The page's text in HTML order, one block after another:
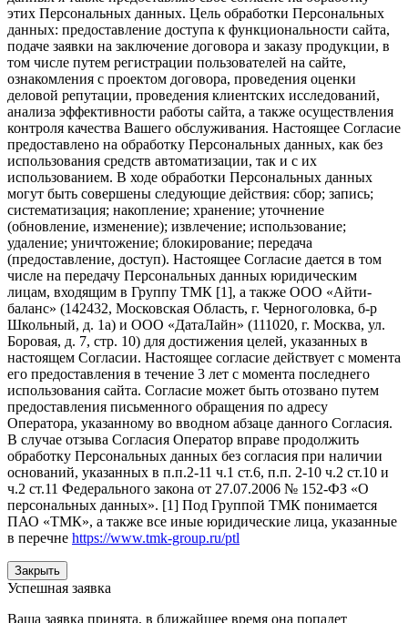
этих Персональных данных. Цель обработки Персональных
данных: предоставление доступа к функциональности сайта,
подаче заявки на заключение договора и заказу продукции, в
том числе путем регистрации пользователей на сайте,
ознакомления с проектом договора, проведения оценки
деловой репутации, проведения клиентских исследований,
анализа эффективности работы сайта, а также осуществления
контроля качества Вашего обслуживания. Настоящее Согласие
предоставлено на обработку Персональных данных, как без
использования средств автоматизации, так и с их
использованием. В ходе обработки Персональных данных
могут быть совершены следующие действия: сбор; запись;
систематизация; накопление; хранение; уточнение
(обновление, изменение); извлечение; использование;
удаление; уничтожение; блокирование; передача
(предоставление, доступ). Настоящее Согласие дается в том
числе на передачу Персональных данных юридическим
лицам, входящим в Группу ТМК [1], а также ООО «Айти-
баланс» (142432, Московская Область, г. Черноголовка, б-р
Школьный, д. 1а) и ООО «ДатаЛайн» (111020, г. Москва, ул.
Боровая, д. 7, стр. 10) для достижения целей, указанных в
настоящем Согласии. Настоящее согласие действует с момента
его предоставления в течение 3 лет с момента последнего
использования сайта. Согласие может быть отозвано путем
предоставления письменного обращения по адресу
Оператора, указанному во вводном абзаце данного Согласия.
В случае отзыва Согласия Оператор вправе продолжить
обработку Персональных данных без согласия при наличии
оснований, указанных в п.п.2-11 ч.1 ст.6, п.п. 2-10 ч.2 ст.10 и
ч.2 ст.11 Федерального закона от 27.07.2006 № 152-ФЗ «О
персональных данных». [1] Под Группой ТМК понимается
ПАО «ТМК», а также все иные юридические лица, указанные
в перечне https://www.tmk-group.ru/ptl
Закрыть
Успешная заявка
Ваша заявка принята, в ближайшее время она попадет